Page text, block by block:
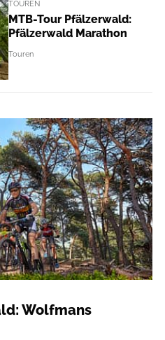
TOUREN
MTB-Tour Pfälzerwald:
Pfälzerwald Marathon
Touren
Wolfmans